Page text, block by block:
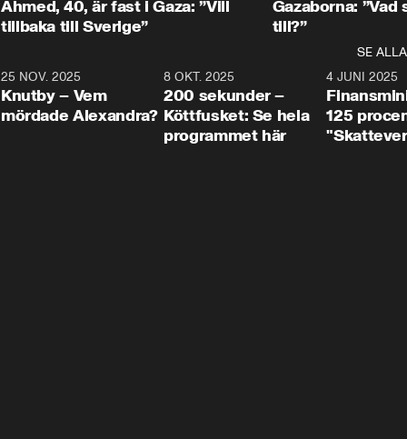
Ahmed, 40, är fast i Gaza: ”Vill
tillbaka till Sverige”
Gazaborna:
till?”
SE ALLA
31:05
25 NOV. 2025
Knutby – Vem
mördade Alexandra?
4:29
8 OKT. 2025
200 sekunder –
Köttfusket: Se hela
programmet här
4 JUNI 2025
125